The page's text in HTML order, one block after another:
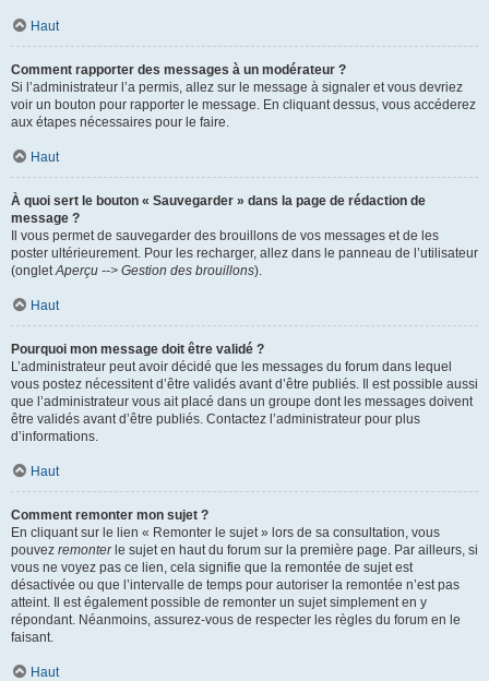
Haut
Comment rapporter des messages à un modérateur ?
Si l’administrateur l’a permis, allez sur le message à signaler et vous devriez
voir un bouton pour rapporter le message. En cliquant dessus, vous accéderez
aux étapes nécessaires pour le faire.
Haut
À quoi sert le bouton « Sauvegarder » dans la page de rédaction de
message ?
Il vous permet de sauvegarder des brouillons de vos messages et de les
poster ultérieurement. Pour les recharger, allez dans le panneau de l’utilisateur
(ongletAperçu --> Gestion des brouillons).
Haut
Pourquoi mon message doit être validé ?
L’administrateur peut avoir décidé que les messages du forum dans lequel
vous postez nécessitent d’être validés avant d’être publiés. Il est possible aussi
que l’administrateur vous ait placé dans un groupe dont les messages doivent
être validés avant d’être publiés. Contactez l’administrateur pour plus
d’informations.
Haut
Comment remonter mon sujet ?
En cliquant sur le lien « Remonter le sujet » lors de sa consultation, vous
pouvez remonterle sujet en haut du forum sur la première page. Par ailleurs, si
vous ne voyez pas ce lien, cela signifie que la remontée de sujet est
désactivée ou que l’intervalle de temps pour autoriser la remontée n’est pas
atteint. Il est également possible de remonter un sujet simplement en y
répondant. Néanmoins, assurez-vous de respecter les règles du forum en le
faisant.
Haut